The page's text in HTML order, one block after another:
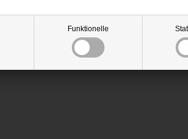
Funktionelle